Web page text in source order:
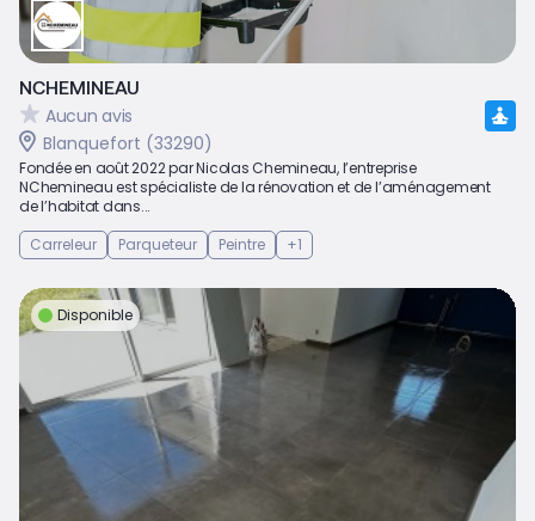
NCHEMINEAU
Aucun avis
Blanquefort (33290)
Fondée en août 2022 par Nicolas Chemineau, l’entreprise
NChemineau est spécialiste de la rénovation et de l’aménagement
de l’habitat dans...
Carreleur
Parqueteur Peintre +1
Disponible